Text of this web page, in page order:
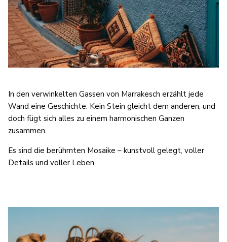
In den verwinkelten Gassen von Marrakesch erzählt jede
Wand eine Geschichte. Kein Stein gleicht dem anderen, und
doch fügt sich alles zu einem harmonischen Ganzen
zusammen.
Es sind die berühmten Mosaike – kunstvoll gelegt, voller
Details und voller Leben.